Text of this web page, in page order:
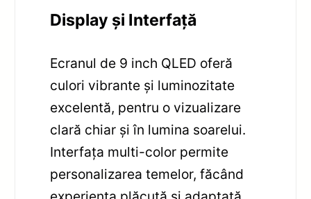
Display și Interfață
Ecranul de 9 inch QLED oferă
culori vibrante și luminozitate
excelentă, pentru o vizualizare
clară chiar și în lumina soarelui.
Interfața multi-color permite
personalizarea temelor, făcând